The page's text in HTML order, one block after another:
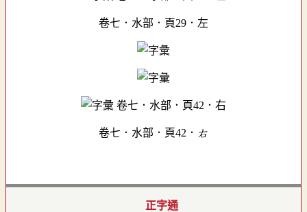
卷七．水部．頁29．左
卷七．水部．頁42．右
正字通